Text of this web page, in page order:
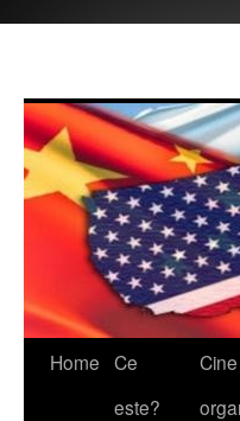
Home Ce
este?
Cine